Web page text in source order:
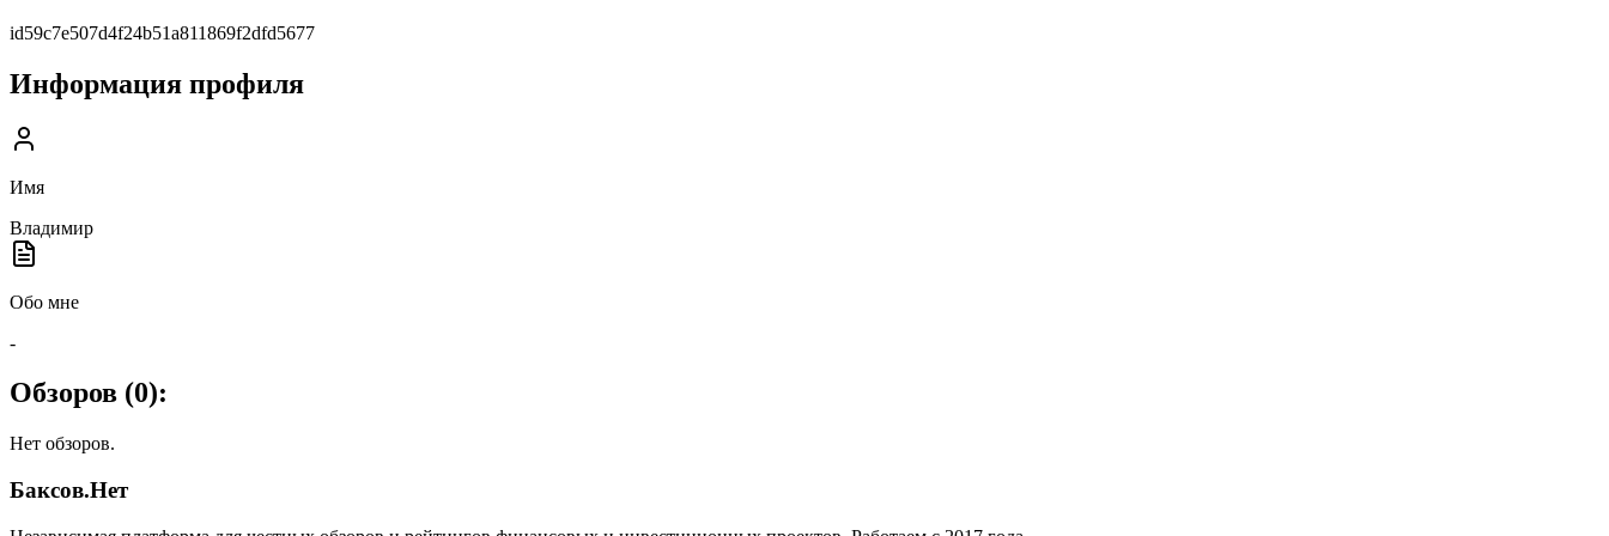
id59c7e507d4f24b51a811869f2dfd5677
Информация профиля
Имя
Владимир
Обо мне
-
Обзоров (0):
Нет обзоров.
Баксов.Нет